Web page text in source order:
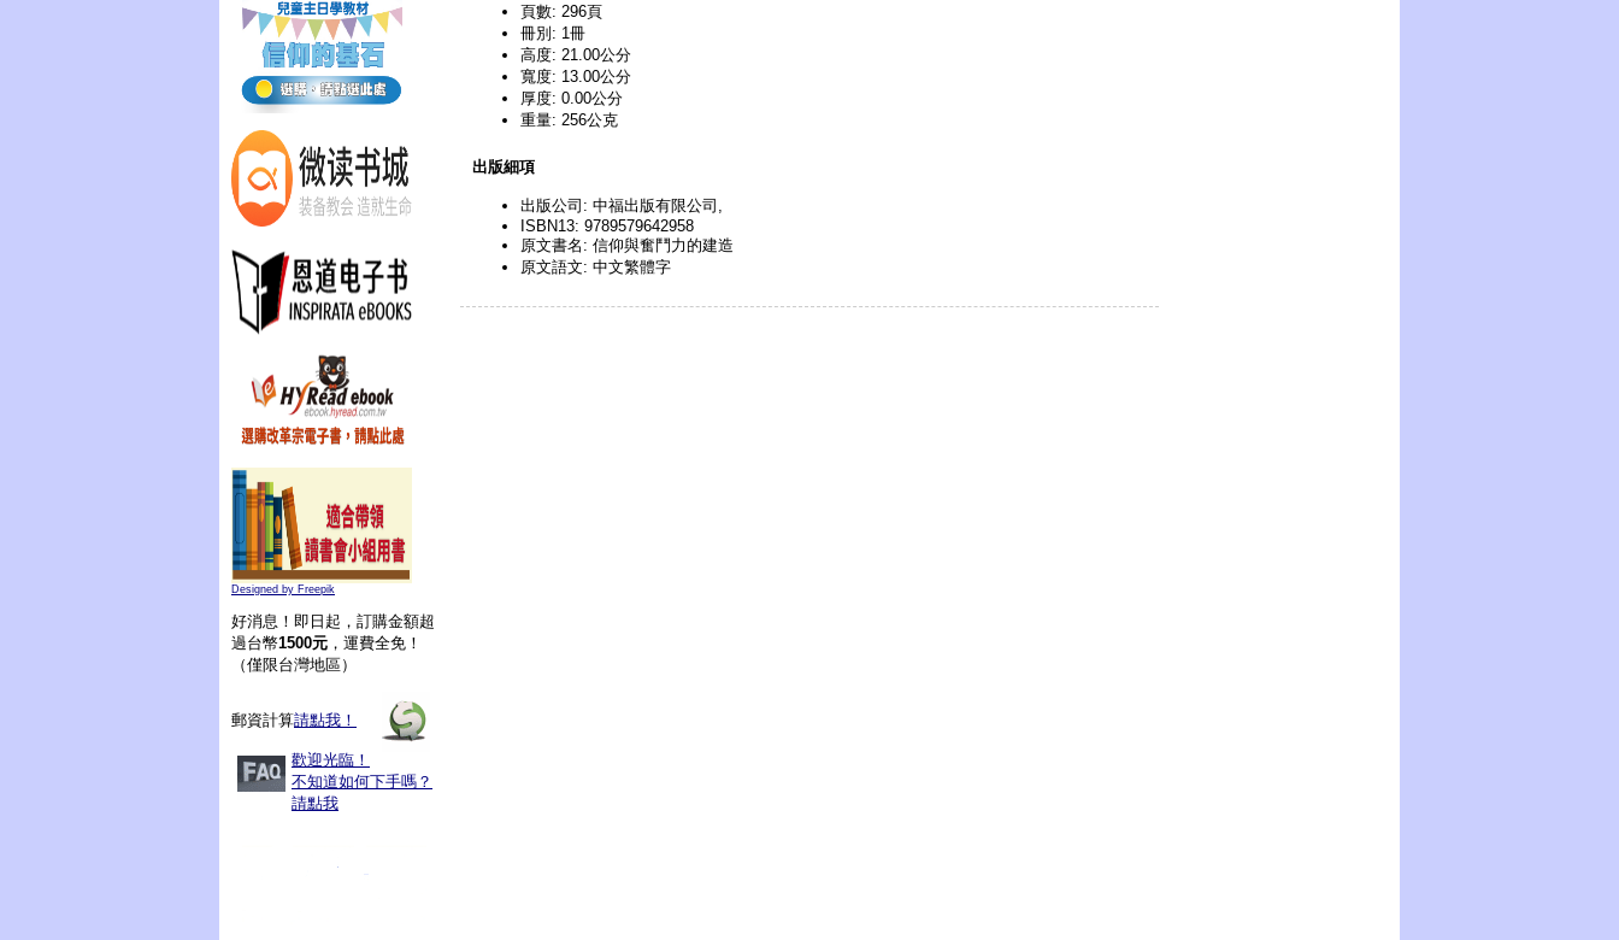
Designed by Freepik
好消息！即日起，訂購金額超
過台幣1500元 ，運費全免！
（僅限台灣地區）
郵資計算請點我！
歡迎光臨！
不知道如何下手嗎？
請點我
頁數: 296頁
冊別: 1冊
高度: 21.00公分
寬度: 13.00公分
厚度: 0.00公分
重量: 256公克
出版細項
出版公司: 中福出版有限公司,
ISBN13: 9789579642958
原文書名: 信仰與奮鬥力的建造
原文語文: 中文繁體字